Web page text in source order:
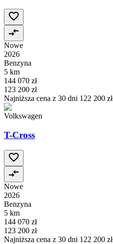
Nowe
2026
Benzyna
5 km
144 070 zł
123 200 zł
Najniższa cena z 30 dni 122 200 zł
Volkswagen
T-Cross
Nowe
2026
Benzyna
5 km
144 070 zł
123 200 zł
Najniższa cena z 30 dni 122 200 zł